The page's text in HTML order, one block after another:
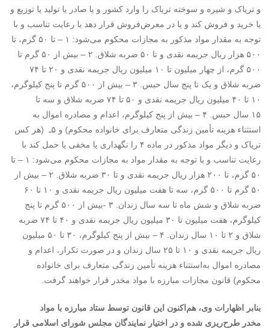
و تریاک و شیره و سوخته تریاک را وارد کشور و یا صادر یا تولید یا توزیع و
یا خرید و فروش کند و یا در معرض‌فروش قرار دهد با رعایت تناسب و با
توجه به مقدار مواد مذکور به مجازات محکوم می‌شود: ۱ – تا ۵۰ گرم، تا
۵۰۰ هزار ریال جریمه نقدی و تا ۵۰ ضربه شلاق. ۲ – بیش از ۵۰ گرم تا
۵۰۰ گرم، از چهار میلیون تا ۱۰ میلیون ریال جریمه نقدی و ۲۰ تا ۷۴
ضربه شلاق و یک تا پنج سال حبس. ۳ – بیش از ۵۰۰ گرم تا پنج کیلوگرم،
۱۰ تا ۴۰ میلیون ریال جریمه نقدی و ۵۰ تا ۷۴ ضربه شلاق و سه تا
۱۵ سال حبس. ۴ – بیش از پنج کیلوگرم، اعدام و مصادره اموال به
استثناء هزینه تأمین زندگی متعارف برای خانواده محکوم) و ۵ـ (هر کس
تریاک و دیگر مواد مذکور در ماده ۴ را نگهداری یا مخفی یا حمل کند با
رعایت تناسب و با توجه به مقدار مواد به مجازات محکوم می‌شود: ۱ – تا
۵۰ گرم، تا ۲۰۰ هزار ریال جریمه نقدی و تا ۳۰ ضربه شلاق. ۲ – بیش از
۵۰ گرم تا ۵۰۰ گرم، سه تا هفت میلیون ریال جریمه نقدی و ۱۰ تا ۶۰
ضربه شلاق و شش ماه تا سه سال زندان. ۳ -بیش از ۵۰۰ گرم تا پنج
کیلوگرم، هفت میلیون تا ۳۰ میلیون ریال جریمه نقدی و ۴۰ تا ۷۴ ضربه
شلاق و ۲ تا ۱۰ سال زندان. ۴ – بیش از پنج کیلوگرم، ۳۰ تا ۵۰ میلیون
ریال جریمه نقدی و ۱۰ تا ۲۵ سال زندان و در صورت تکرار، اعدام و
مصادره اموال به‌استثناء هزینه تأمین زندگی متعارف برای خانواده
محکوم) قانون مجازات مبارزه با مواد مخدر قرار خواهند گرفت.
بنابر اظهارات وی، هم‌اکنون این قانون توسط ستاد مبارزه با مواد
مخدر طرح‌ریزی شده و در اختیار نمایندگان مجلس شورای اسلامی قرار